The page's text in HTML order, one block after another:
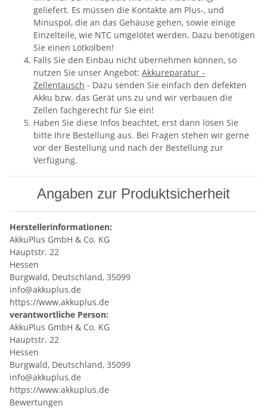
geliefert. Es müssen die Kontakte am Plus-, und
Minuspol, die an das Gehäuse gehen, sowie einige
Einzelteile, wie NTC umgelötet werden. Dazu benötigen
Sie einen Lötkolben!
Falls Sie den Einbau nicht übernehmen können, so
nutzen Sie unser Angebot: Akkureparatur -
Zellentausch - Dazu senden Sie einfach den defekten
Akku bzw. das Gerät uns zu und wir verbauen die
Zellen fachgerecht für Sie ein!
Haben Sie diese Infos beachtet, erst dann lösen Sie
bitte Ihre Bestellung aus. Bei Fragen stehen wir gerne
vor der Bestellung und nach der Bestellung zur
Verfügung.
Angaben zur Produktsicherheit
Herstellerinformationen:
AkkuPlus GmbH & Co. KG
Hauptstr. 22
Hessen
Burgwald, Deutschland, 35099
info@akkuplus.de
https://www.akkuplus.de
verantwortliche Person:
AkkuPlus GmbH & Co. KG
Hauptstr. 22
Hessen
Burgwald, Deutschland, 35099
info@akkuplus.de
https://www.akkuplus.de
Bewertungen